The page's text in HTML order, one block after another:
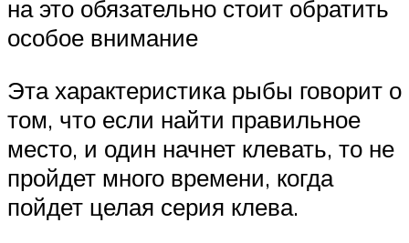
на это обязательно стоит обратить
особое внимание
Эта характеристика рыбы говорит о
том, что если найти правильное
место, и один начнет клевать, то не
пройдет много времени, когда
пойдет целая серия клева.